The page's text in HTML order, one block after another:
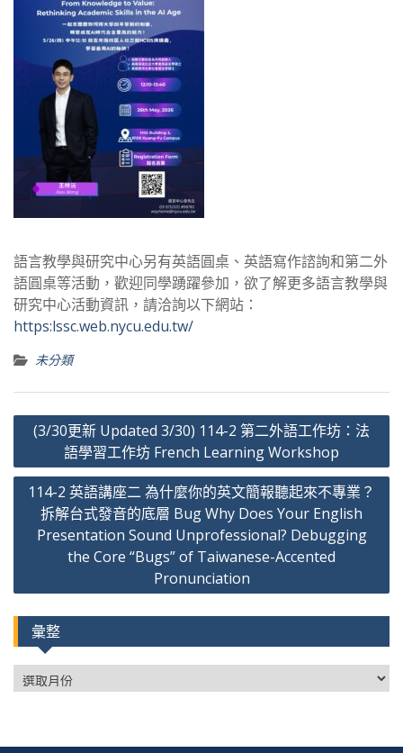
語言教學與研究中心另有英語圓桌、英語寫作諮詢和第二外
語圓桌等活動，歡迎同學踴躍參加，欲了解更多語言教學與
研究中心活動資訊，請洽詢以下網站：
https:lssc.web.nycu.edu.tw/
未分類
文
導
(3/30更新 Updated 3/30) 114-2 第二外語工作坊：法
語學習工作坊 French Learning Workshop
114-2 英語講座二 為什麼你的英文簡報聽起來不專業？
拆解台式發音的底層 Bug Why Does Your English
Presentation Sound Unprofessional? Debugging
the Core “Bugs” of Taiwanese-Accented
Pronunciation
彙整
彙
整